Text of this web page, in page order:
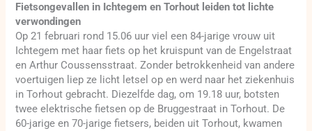
Fietsongevallen in Ichtegem en Torhout leiden tot lichte
verwondingen
Op 21 februari rond 15.06 uur viel een 84-jarige vrouw uit
Ichtegem met haar fiets op het kruispunt van de Engelstraat
en Arthur Coussensstraat. Zonder betrokkenheid van andere
voertuigen liep ze licht letsel op en werd naar het ziekenhuis
in Torhout gebracht. Diezelfde dag, om 19.18 uur, botsten
twee elektrische fietsen op de Bruggestraat in Torhout. De
60-jarige en 70-jarige fietsers, beiden uit Torhout, kwamen